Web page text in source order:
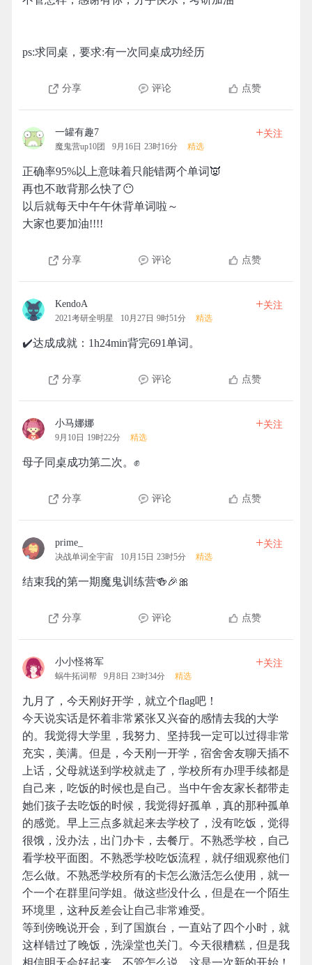
ps:求同桌，要求:有一次同桌成功经历
分享 评论 点赞
一罐有趣7
魔鬼营up10团 9月16日 23时16分 精选
+关注
正确率95%以上意味着只能错两个单词👿
再也不敢背那么快了😶
以后就每天中午午休背单词啦～
大家也要加油!!!!
分享 评论 点赞
KendoA
2021考研全明星 10月27日 9时51分 精选
+关注
✔️达成成就：1h24min背完691单词。
分享 评论 点赞
小马娜娜
9月10日 19时22分 精选
+关注
母子同桌成功第二次。✊
分享 评论 点赞
prime_
决战单词全宇宙 10月15日 23时5分 精选
+关注
结束我的第一期魔鬼训练营🍻🎉🎀
分享 评论 点赞
小小怪将军
蜗牛拓词帮 9月8日 23时34分 精选
+关注
九月了，今天刚好开学，就立个flag吧！
今天说实话是怀着非常紧张又兴奋的感情去我的大学
的。我觉得大学里，我努力、坚持我一定可以过得非常
充实，美满。但是，今天刚一开学，宿舍舍友聊天插不
上话，父母就送到学校就走了，学校所有办理手续都是
自己来，吃饭的时候也是自己。当中午舍友家长都带走
她们孩子去吃饭的时候，我觉得好孤单，真的那种孤单
的感觉。早上三点多就起来去学校了，没有吃饭，觉得
很饿，没办法，出门办卡，去餐厅。不熟悉学校，自己
看学校平面图。不熟悉学校吃饭流程，就仔细观察他们
怎么做。不熟悉学校所有的卡怎么激活怎么使用，就一
个一个在群里问学姐。做这些没什么，但是在一个陌生
环境里，这种反差会让自己非常难受。
等到傍晚说开会，到了国旗台，一直站了四个小时，就
这样错过了晚饭，洗澡堂也关门。今天很糟糕，但是我
相信明天会好起来。不管怎么说，这是一次新的开始！